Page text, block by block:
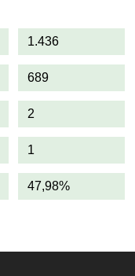
1.436
689
2
1
47,98%